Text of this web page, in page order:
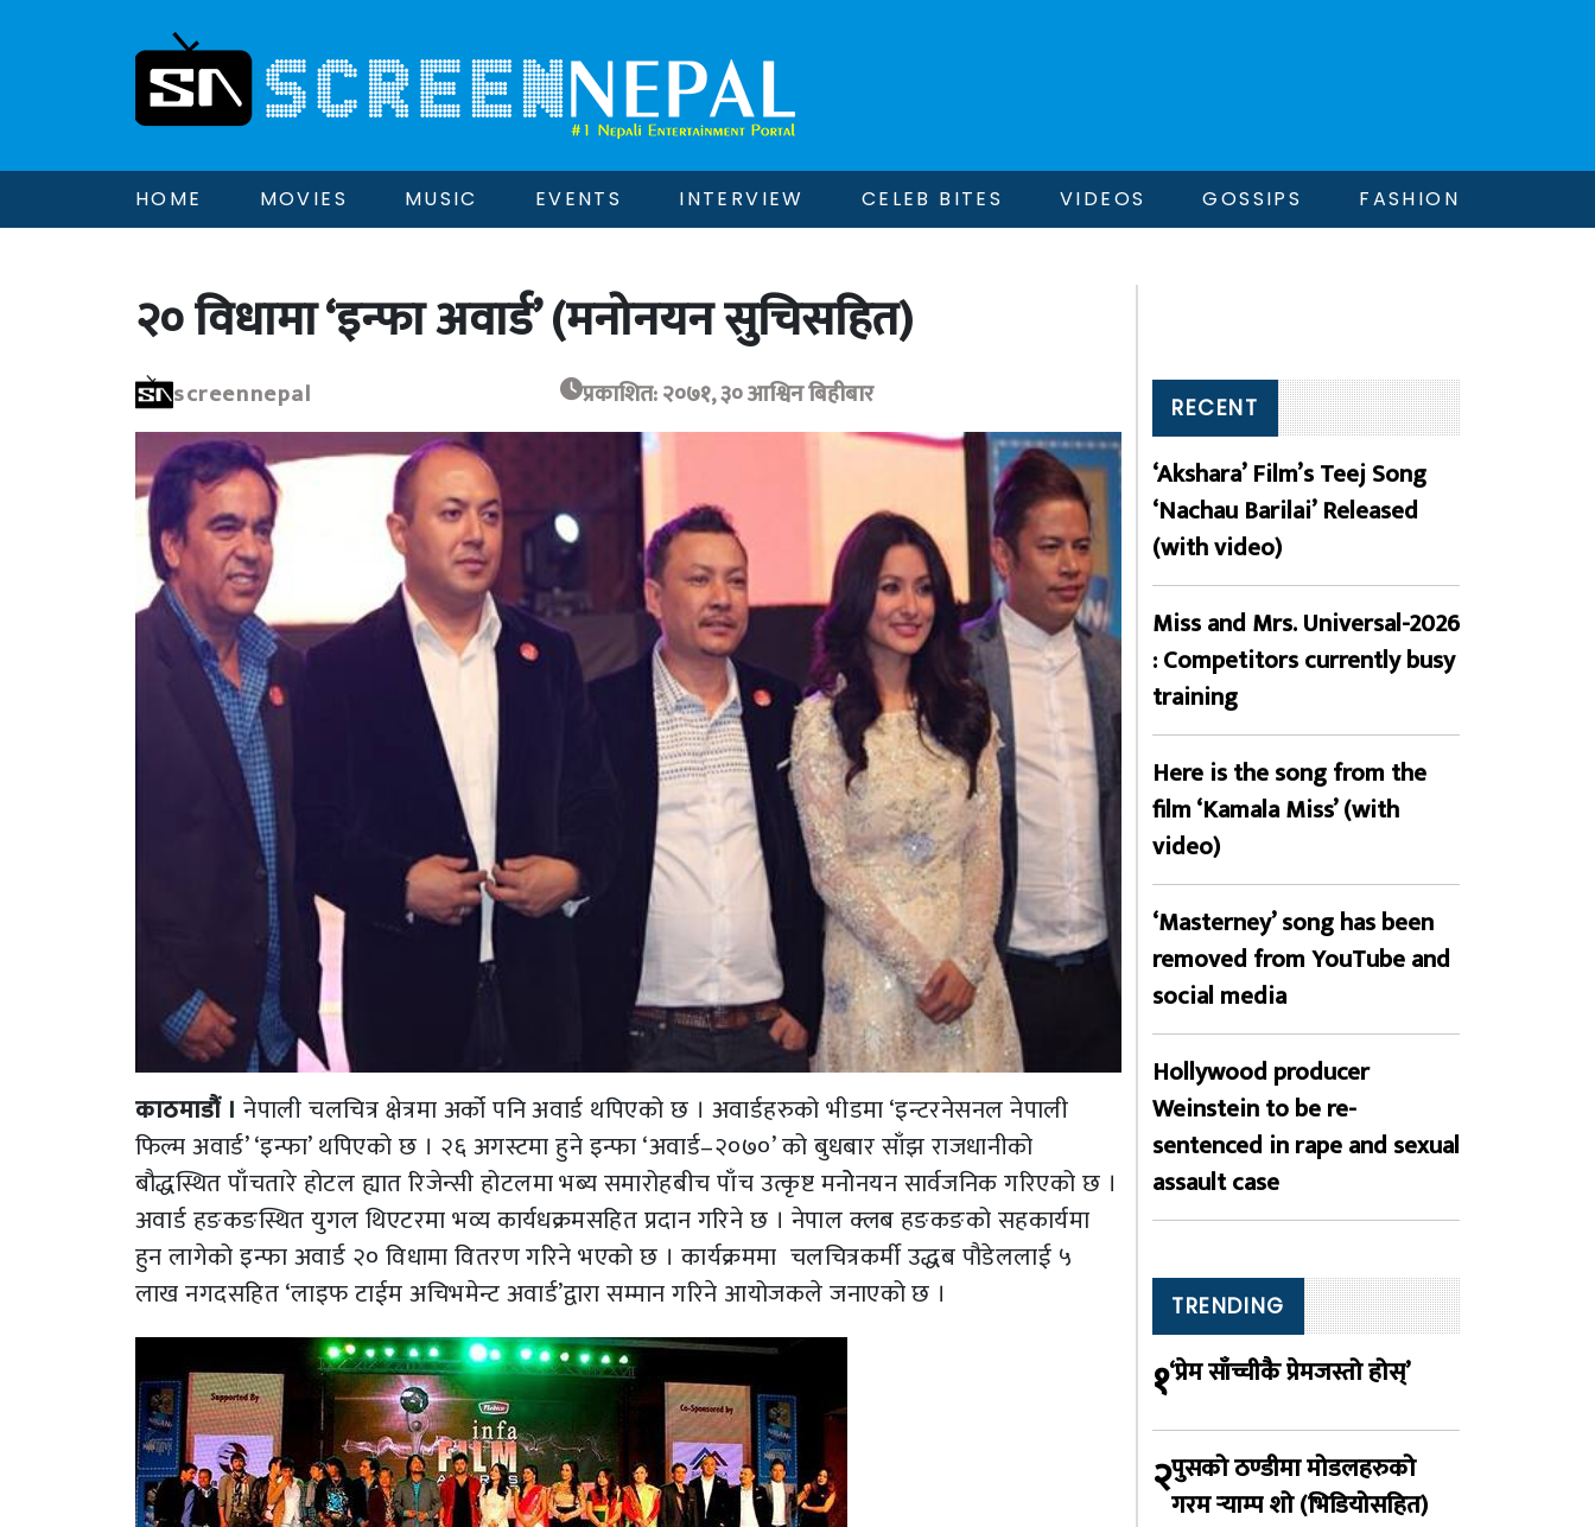
HOME MOVIES MUSIC EVENTS INTERVIEW CELEB BITES VIDEOS GOSSIPS FASHION
२० विधामा ‘इन्फा अवार्ड’ (मनोनयन सुचिसहित)
screennepal प्रकाशित: २०७१, ३० आश्विन बिहीबार
काठमाडौं । नेपाली चलचित्र क्षेत्रमा अर्को पनि अवार्ड थपिएको छ । अवार्डहरुको भीडमा ‘इन्टरनेसनल नेपाली
फिल्म अवार्ड’ ‘इन्फा’ थपिएको छ । २६ अगस्टमा हुने इन्फा ‘अवार्ड–२०७०’ को बुधबार साँझ राजधानीको
बौद्धस्थित पाँचतारे होटल ह्यात रिजेन्सी होटलमा भब्य समारोहबीच पाँच उत्कृष्ट मनोेनयन सार्वजनिक गरिएको छ ।
अवार्ड हङकङस्थित युगल थिएटरमा भव्य कार्यधक्रमसहित प्रदान गरिने छ । नेपाल क्लब हङकङको सहकार्यमा
हुन लागेको इन्फा अवार्ड २० विधामा वितरण गरिने भएको छ । कार्यक्रममा चलचित्रकर्मी उद्धब पौडेललाई ५
लाख नगदसहित ‘लाइफ टाईम अचिभमेन्ट अवार्ड’द्वारा सम्मान गरिने आयोजकले जनाएको छ ।
RECENT
‘Akshara’ Film’s Teej Song
‘Nachau Barilai’ Released
(with video)
Miss and Mrs. Universal-2026
: Competitors currently busy
training
Here is the song from the
film ‘Kamala Miss’ (with
video)
‘Masterney’ song has been
removed from YouTube and
social media
Hollywood producer
Weinstein to be re-
sentenced in rape and sexual
assault case
TRENDING
१‘प्रेम साँच्चीकै प्रेमजस्तो होस्’
२पुसको ठण्डीमा मोडलहरुको
गरम र्‍याम्प शो (भिडियोसहित)